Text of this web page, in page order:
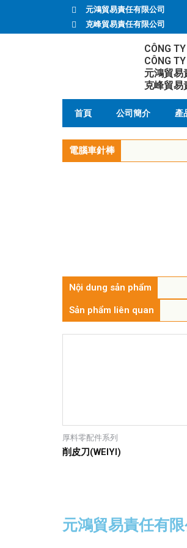
元鴻貿易責任有限公司
克峰貿易責任有限公司
CÔNG
CÔNG
元鴻貿易
克峰貿易
首頁 公司簡介 產
電腦車針棒
Nội dung sản phẩm
Sản phẩm liên quan
厚料零配件系列
削皮刀(WEIYI)
元鴻貿易責任有限